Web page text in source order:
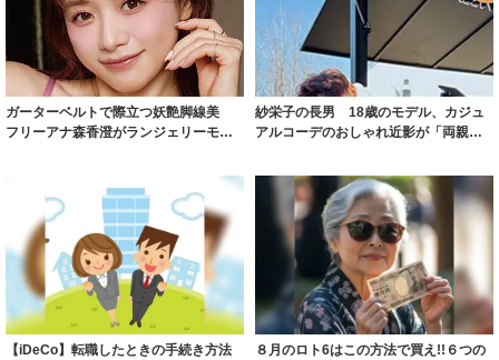
ガーターベルトで際立つ妖艶脚線美
フリーアナ森香澄がランジェリーモデ
紗栄子の長男 18歳のモデル、カジュ
アルコーデのおしゃれ近影が「両親の
【iDeCo】転職したときの手続き方法
８月のロト6はこの方法で買え!!６つの